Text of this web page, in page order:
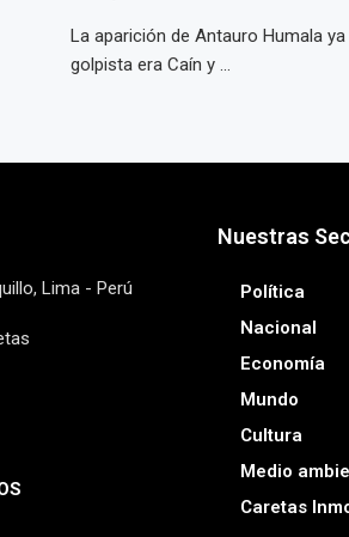
La aparición de Antauro Humala
golpista era Caín y ...
Lima - Perú
Nuestras
Política
Nacional
Economía
Mundo
Cultura
Medio
Caretas